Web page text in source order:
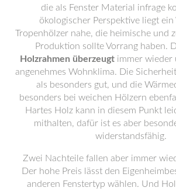
die als Fenster Material infrage
ökologischer Perspektive liegt ein
Tropenhölzer nahe, die heimische und
Produktion sollte Vorrang haben.
Holzrahmen überzeugt immer wieder
angenehmes Wohnklima. Die
als besonders gut, und die
besonders bei weichen Hölzern
Hartes Holz kann in diesem Punkt
mithalten, dafür ist es aber
widerstandsfähig.
Zwei Nachteile fallen aber immer
Der hohe Preis lässt den
anderen Fenstertyp wählen. Und